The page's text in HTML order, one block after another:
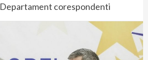
Departament corespondenti